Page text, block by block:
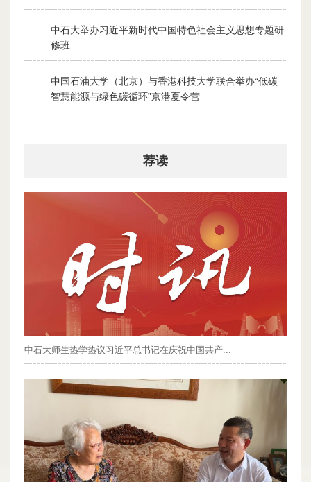
中石大举办习近平新时代中国特色社会主义思想专题研
修班
2026-07-28
中国石油大学（北京）与香港科技大学联合举办“低碳
智慧能源与绿色碳循环”京港夏令营
2026-07-30
荐读
中石大师生热学热议习近平总书记在庆祝中国共产...